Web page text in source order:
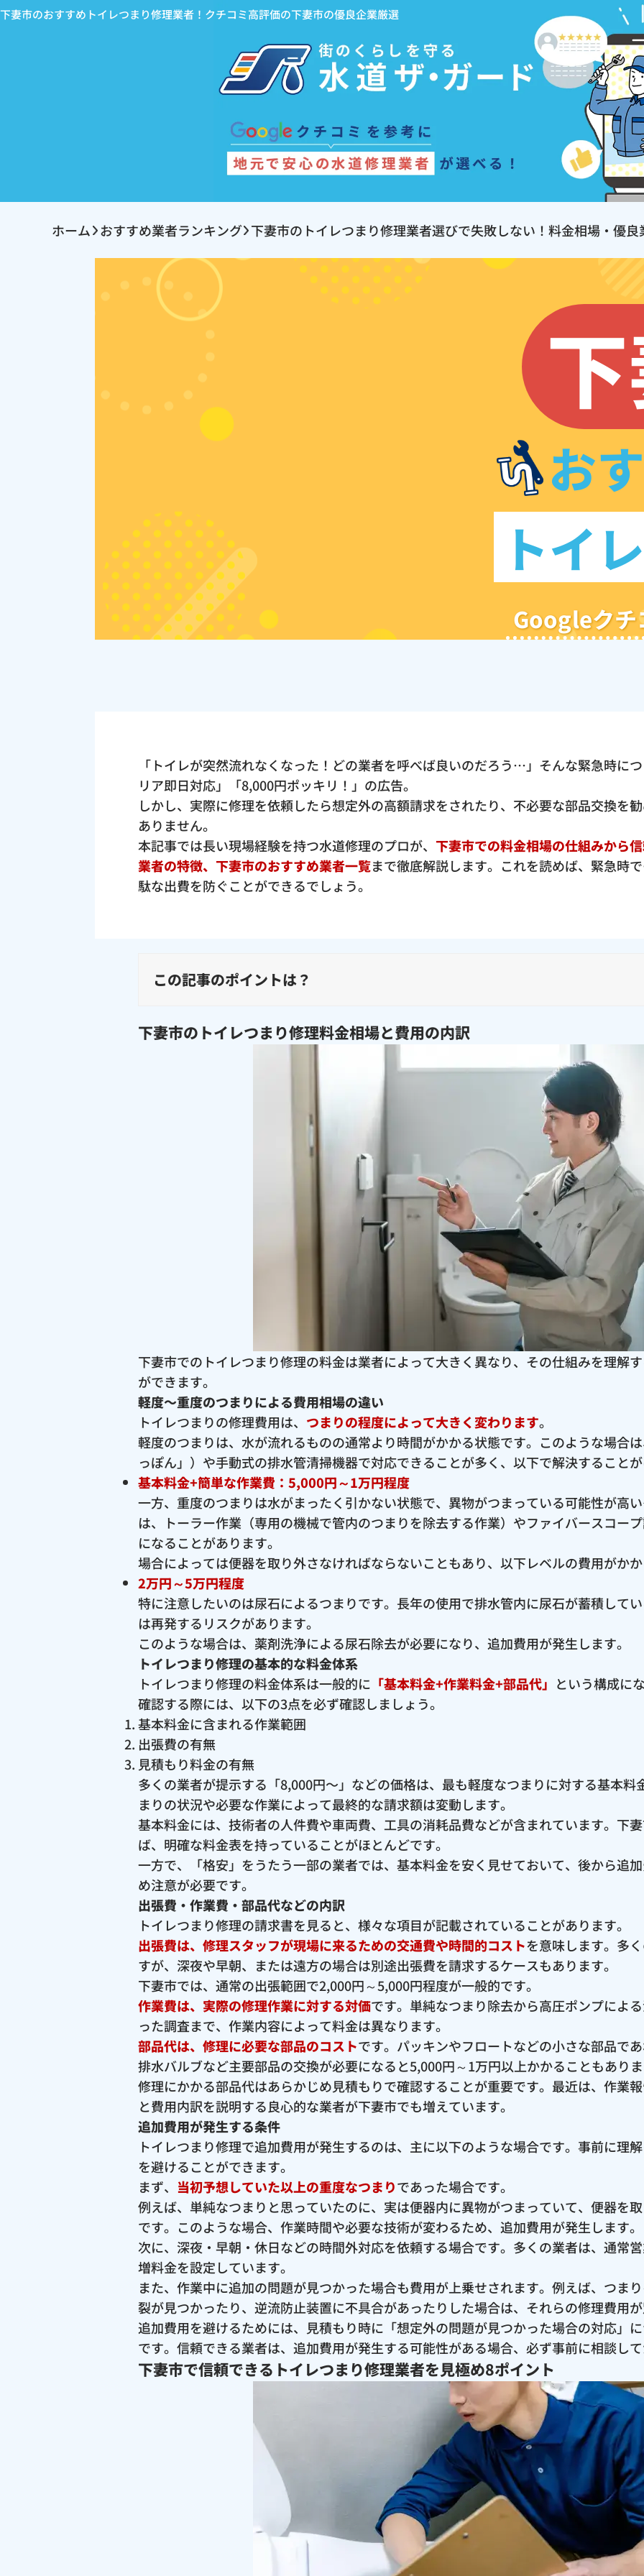
下妻市のおすすめトイレつまり修理業者！クチコミ高評価の下妻市の優良企業厳選
ホーム おすすめ業者ランキング 下妻市のトイレつまり修理業者選びで失敗しない！料金相場・優
お
トイ
Googleクチ
「トイレが突然流れなくなった！どの業者を呼べば良いのだろう…」そんな緊急時に
リア即日対応」「8,000円ポッキリ！」の広告。
しかし、実際に修理を依頼したら想定外の高額請求をされたり、不必要な部品交換を
ありません。
本記事では長い現場経験を持つ水道修理のプロが、 下妻市での料金相場の仕組みから
業者の特徴、下妻市のおすすめ業者一覧まで徹底解説します。これを読めば、緊急時
駄な出費を防ぐことができるでしょう。
この記事のポイントは？
下妻市のトイレつまり修理料金相場と費用の内訳
下妻市でのトイレつまり修理の料金は業者によって大きく異なり、その仕組みを理解
ができます。
軽度〜重度のつまりによる費用相場の違い
トイレつまりの修理費用は、 つまりの程度によって大きく変わります。
軽度のつまりは、水が流れるものの通常より時間がかかる状態です。このような場合
っぽん」）や手動式の排水管清掃機器で対応できることが多く、以下で解決すること
基本料金+簡単な作業費：5,000円～1万円程度
一方、重度のつまりは水がまったく引かない状態で、異物がつまっている可能性が高
は、トーラー作業（専用の機械で管内のつまりを除去する作業）やファイバースコー
になることがあります。
場合によっては便器を取り外さなければならないこともあり、以下レベルの費用がか
2万円～5万円程度
特に注意したいのは尿石によるつまりです。長年の使用で排水管内に尿石が蓄積して
は再発するリスクがあります。
このような場合は、薬剤洗浄による尿石除去が必要になり、追加費用が発生します。
トイレつまり修理の基本的な料金体系
トイレつまり修理の料金体系は一般的に 「基本料金+作業料金+部品代」 という構成に
確認する際には、以下の3点を必ず確認しましょう。
基本料金に含まれる作業範囲
出張費の有無
見積もり料金の有無
多くの業者が提示する「8,000円〜」などの価格は、最も軽度なつまりに対する基本料
まりの状況や必要な作業によって最終的な請求額は変動します。
基本料金には、技術者の人件費や車両費、工具の消耗品費などが含まれています。下
ば、明確な料金表を持っていることがほとんどです。
一方で、「格安」をうたう一部の業者では、基本料金を安く見せておいて、後から追
め注意が必要です。
出張費・作業費・部品代などの内訳
トイレつまり修理の請求書を見ると、様々な項目が記載されていることがあります。
出張費は、修理スタッフが現場に来るための交通費や時間的コストを意味します。多
すが、深夜や早朝、または遠方の場合は別途出張費を請求するケースもあります。
下妻市では、通常の出張範囲で2,000円～5,000円程度が一般的です。
作業費は、実際の修理作業に対する対価です。単純なつまり除去から高圧ポンプによ
った調査まで、作業内容によって料金は異なります。
部品代は、修理に必要な部品のコストです。パッキンやフロートなどの小さな部品で
排水バルブなど主要部品の交換が必要になると5,000円～1万円以上かかることもあり
修理にかかる部品代はあらかじめ見積もりで確認することが重要です。最近は、作業
と費用内訳を説明する良心的な業者が下妻市でも増えています。
追加費用が発生する条件
トイレつまり修理で追加費用が発生するのは、主に以下のような場合です。事前に理
を避けることができます。
まず、 当初予想していた以上の重度なつまりであった場合です。
例えば、単純なつまりと思っていたのに、実は便器内に異物がつまっていて、便器を
です。このような場合、作業時間や必要な技術が変わるため、追加費用が発生します。
次に、深夜・早朝・休日などの時間外対応を依頼する場合です。多くの業者は、通常
増料金を設定しています。
また、作業中に追加の問題が見つかった場合も費用が上乗せされます。例えば、つま
裂が見つかったり、逆流防止装置に不具合があったりした場合は、それらの修理費用
追加費用を避けるためには、見積もり時に「想定外の問題が見つかった場合の対応」
です。信頼できる業者は、追加費用が発生する可能性がある場合、必ず事前に相談し
下妻市で信頼できるトイレつまり修理業者を見極め8ポイント